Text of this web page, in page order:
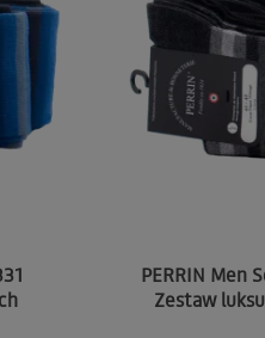
PERRIN Men
Zestaw